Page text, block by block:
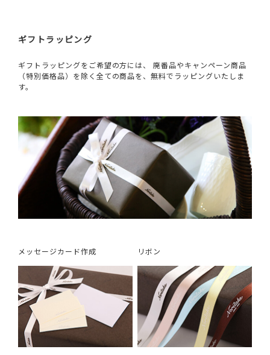
ギフトラッピング
ギフトラッピングをご希望の方には、 廃番品やキャンペーン商品
（特別価格品）を除く全ての商品を、無料でラッピングいたしま
す。
メッセージカード作成 リボン